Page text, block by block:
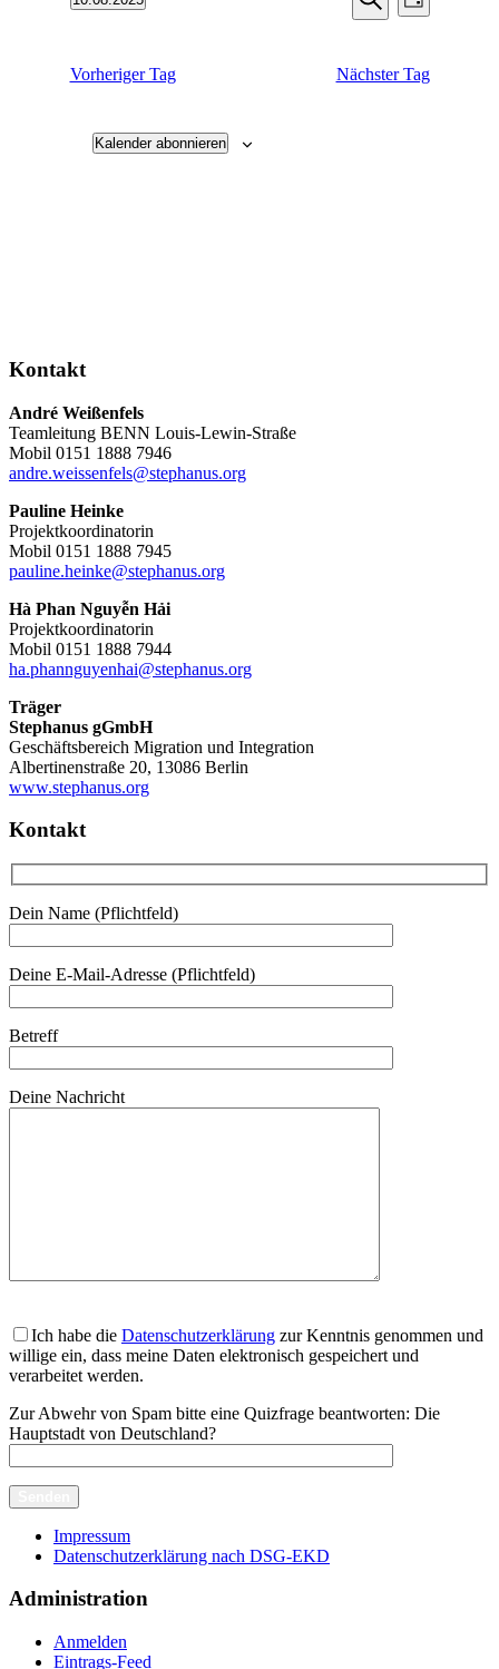
Suche
Ansichten,
Suche
Tag
Vorheriger Tag
Nächster Tag
Kalender abonnieren
Kontakt
André Weißenfels
Teamleitung BENN Louis-Lewin-Straße
Mobil 0151 1888 7946
andre.weissenfels@stephanus.org
Pauline Heinke
Projektkoordinatorin
Mobil 0151 1888 7945
pauline.heinke@stephanus.org
Hà Phan Nguyễn Hải
Projektkoordinatorin
Mobil 0151 1888 7944
ha.phannguyenhai@stephanus.org
Träger
Stephanus gGmbH
Geschäftsbereich Migration und Integration
Albertinenstraße 20, 13086 Berlin
www.stephanus.org
Kontakt
Dein Name (Pflichtfeld)
Deine E-Mail-Adresse (Pflichtfeld)
Betreff
Deine Nachricht
Ich habe die Datenschutzerklärung zur Kenntnis genommen und
willige ein, dass meine Daten elektronisch gespeichert und
verarbeitet werden.
Zur Abwehr von Spam bitte eine Quizfrage beantworten: Die
Hauptstadt von Deutschland?
Impressum
Datenschutzerklärung nach DSG-EKD
Administration
Anmelden
Eintrags-Feed